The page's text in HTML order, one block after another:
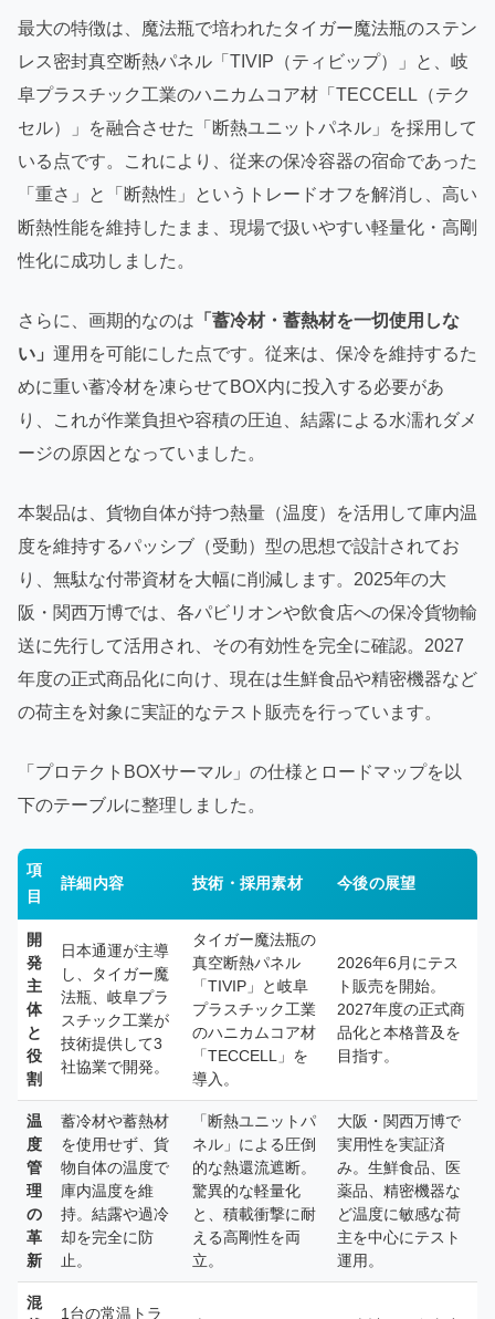
最大の特徴は、魔法瓶で培われたタイガー魔法瓶のステン
レス密封真空断熱パネル「TIVIP（ティビップ）」と、岐
阜プラスチック工業のハニカムコア材「TECCELL（テク
セル）」を融合させた「断熱ユニットパネル」を採用して
いる点です。これにより、従来の保冷容器の宿命であった
「重さ」と「断熱性」というトレードオフを解消し、高い
断熱性能を維持したまま、現場で扱いやすい軽量化・高剛
性化に成功しました。
さらに、画期的なのは 「蓄冷材・蓄熱材を一切使用しな
い」 運用を可能にした点です。従来は、保冷を維持するた
めに重い蓄冷材を凍らせてBOX内に投入する必要があ
り、これが作業負担や容積の圧迫、結露による水濡れダメ
ージの原因となっていました。
本製品は、貨物自体が持つ熱量（温度）を活用して庫内温
度を維持するパッシブ（受動）型の思想で設計されてお
り、無駄な付帯資材を大幅に削減します。2025年の大
阪・関西万博では、各パビリオンや飲食店への保冷貨物輸
送に先行して活用され、その有効性を完全に確認。2027
年度の正式商品化に向け、現在は生鮮食品や精密機器など
の荷主を対象に実証的なテスト販売を行っています。
「プロテクトBOXサーマル」の仕様とロードマップを以
下のテーブルに整理しました。
項
目
詳細内容 技術・採用素材 今後の展望
開
発
主
体
と
役
割
日本通運が主導
し、タイガー魔
法瓶、岐阜プラ
スチック工業が
技術提供して3
社協業で開発。
タイガー魔法瓶の
真空断熱パネル
「TIVIP」と岐阜
プラスチック工業
のハニカムコア材
「TECCELL」を
導入。
2026年6月にテス
ト販売を開始。
2027年度の正式商
品化と本格普及を
目指す。
温
度
管
理
の
革
新
蓄冷材や蓄熱材
を使用せず、貨
物自体の温度で
庫内温度を維
持。結露や過冷
却を完全に防
止。
「断熱ユニットパ
ネル」による圧倒
的な熱還流遮断。
驚異的な軽量化
と、積載衝撃に耐
える高剛性を両
立。
大阪・関西万博で
実用性を実証済
み。生鮮食品、医
薬品、精密機器な
ど温度に敏感な荷
主を中心にテスト
運用。
混
1台の常温トラ